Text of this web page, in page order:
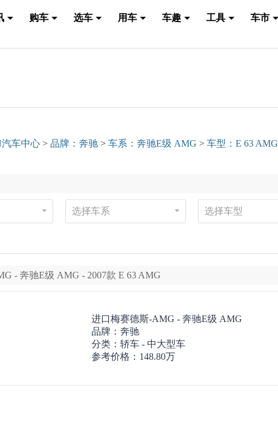
购车 选车 用车 车趣 工具 车市
汽车中心 >品牌：奔驰 >车系：奔驰E级 AMG >车型：E 63 AMG
选择车系 选择车型
- 奔驰E级 AMG - 2007款 E 63 AMG
进口梅赛德斯-AMG - 奔驰E级 AMG
品牌： 奔驰
分类：轿车 - 中大型车
参考价格： 148.80万